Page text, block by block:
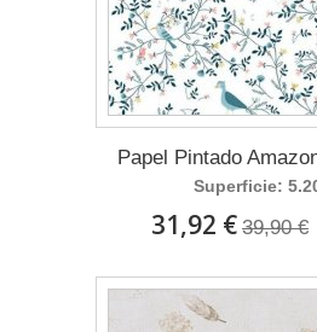
Papel Pintado
Superficie:
31,92 € 39,90 €